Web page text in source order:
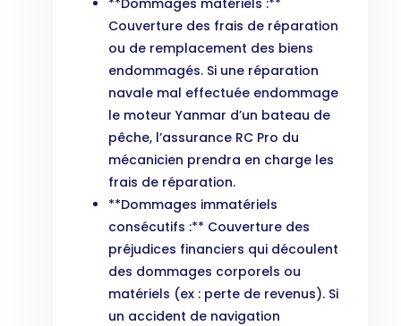
**Dommages matériels :**
Couverture des frais de réparation
ou de remplacement des biens
endommagés. Si une réparation
navale mal effectuée endommage
le moteur Yanmar d’un bateau de
pêche, l’assurance RC Pro du
mécanicien prendra en charge les
frais de réparation.
**Dommages immatériels
consécutifs :** Couverture des
préjudices financiers qui découlent
des dommages corporels ou
matériels (ex : perte de revenus). Si
un accident de navigation